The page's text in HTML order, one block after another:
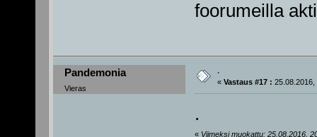
foorumeilla
Pandemonia
Vieras
.
« Vastaus #17 : 25.08.2016,
.
« Viimeksi muokattu: 25.08.2016,